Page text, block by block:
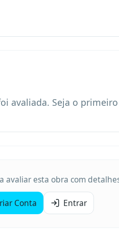
avaliada. Seja o
avaliar esta obra com
Conta Entrar